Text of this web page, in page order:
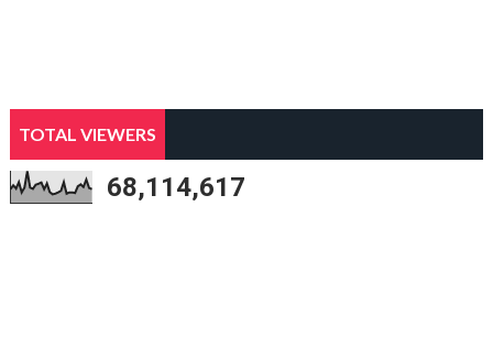
TOTAL VIEWERS
68,114,617